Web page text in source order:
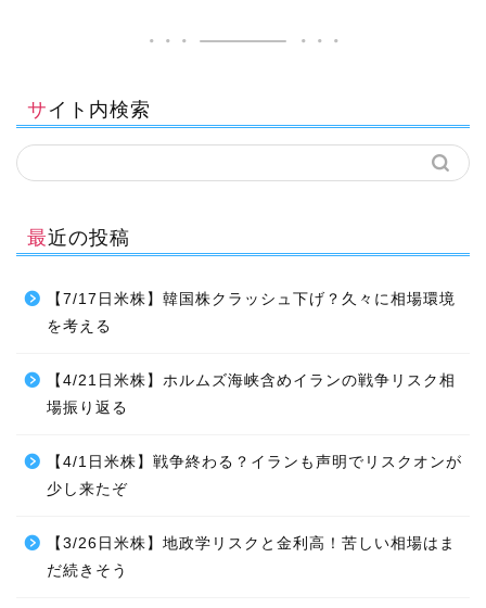
サイト内検索
最近の投稿
【7/17日米株】韓国株クラッシュ下げ？久々に相場環境
を考える
【4/21日米株】ホルムズ海峡含めイランの戦争リスク相
場振り返る
【4/1日米株】戦争終わる？イランも声明でリスクオンが
少し来たぞ
【3/26日米株】地政学リスクと金利高！苦しい相場はま
だ続きそう